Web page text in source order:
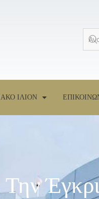
ΙΛΙΟΝ